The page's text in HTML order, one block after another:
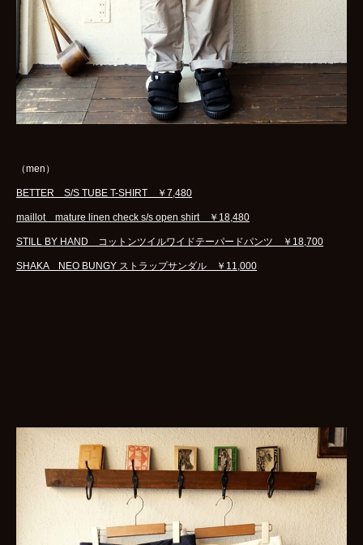
（men）
BETTER S/S TUBE T-SHIRT ￥7,480
maillot mature linen check s/s open shirt ￥18,480
STILL BY HAND コットンツイルワイドテーパードパンツ ￥18,700
SHAKA NEO BUNGY ストラップサンダル ￥11,000